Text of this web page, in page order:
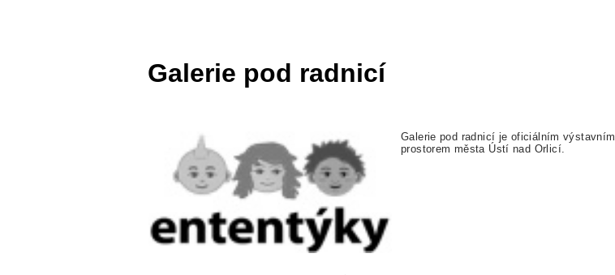
Galerie pod radnicí
Galerie pod radnicí je oficiálním výstavním
prostorem města Ústí nad Orlicí.